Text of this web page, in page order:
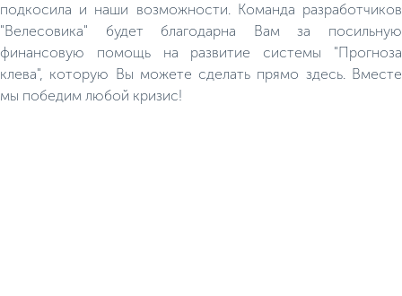
подкосила и наши возможности. Команда разработчиков
"Велесовика" будет благодарна Вам за посильную
финансовую помощь на развитие системы "Прогноза
клева", которую Вы можете сделать прямо здесь. Вместе
мы победим любой кризис!